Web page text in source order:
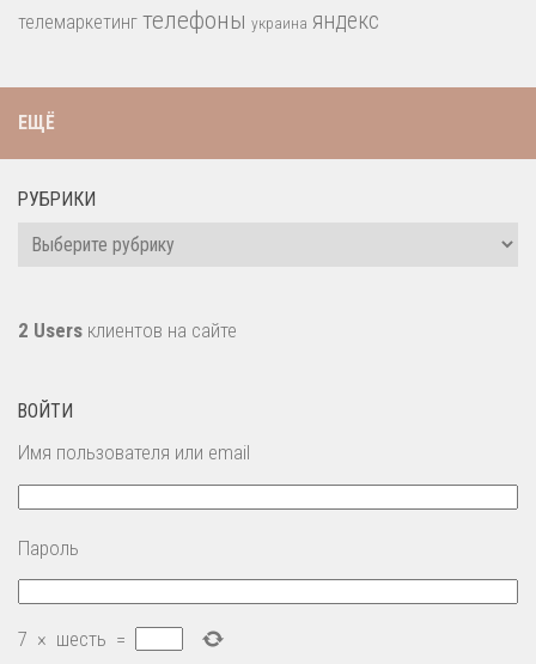
телемаркетинг телефоны украина яндекс
ЕЩЁ
РУБРИКИ
Рубрики
2 Users клиентов на сайте
ВОЙТИ
Имя пользователя или email
Пароль
7 × шесть =